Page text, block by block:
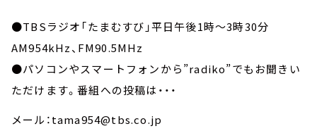
●TBSラジオ「たまむすび」平日午後1時～3時30分
AM954kHz、FM90.5MHz
●パソコンやスマートフォンから”radiko”でもお聞きい
ただけます。番組への投稿は・・・
メール：tama954@tbs.co.jp